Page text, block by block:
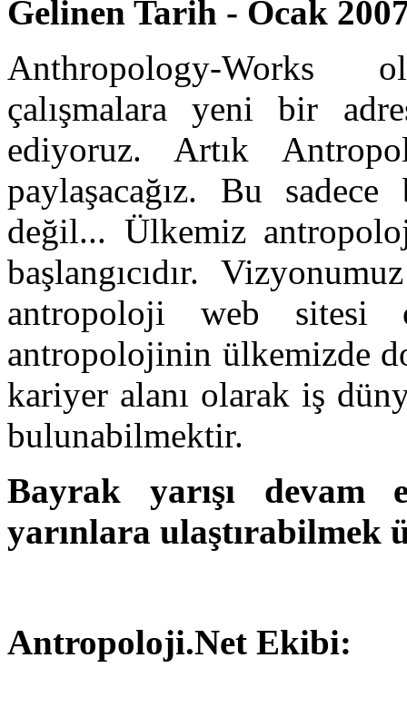
Gelinen Tarih - Ocak
Anthropology-Works
çalışmalara yeni bir
ediyoruz. Artık
paylaşacağız. Bu
değil... Ülkemiz
başlangıcıdır.
antropoloji web sitesi
antropolojinin ülkemizde
kariyer alanı olarak iş
bulunabilmektir.
Bayrak yarışı devam
yarınlara ulaştırabilmek
Antropoloji.Net Ekibi: